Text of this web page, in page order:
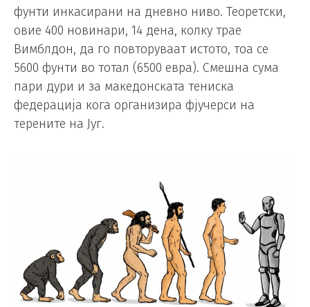
фунти инкасирани на дневно ниво. Теоретски,
овие 400 новинари, 14 дена, колку трае
Вимблдон, да го повторуваат истото, тоа се
5600 фунти во тотал (6500 евра). Смешна сума
пари дури и за македонската тениска
федерација кога организира фјучерси на
терените на Југ.